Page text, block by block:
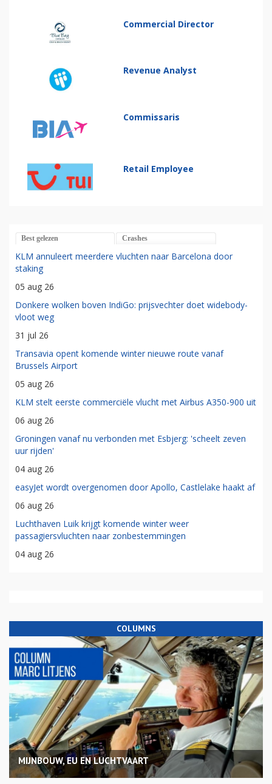
Commercial Director
Revenue Analyst
Commissaris
Retail Employee
Best gelezen Crashes
KLM annuleert meerdere vluchten naar Barcelona door
staking
05 aug 26
Donkere wolken boven IndiGo: prijsvechter doet widebody-
vloot weg
31 jul 26
Transavia opent komende winter nieuwe route vanaf
Brussels Airport
05 aug 26
KLM stelt eerste commerciële vlucht met Airbus A350-900 uit
06 aug 26
Groningen vanaf nu verbonden met Esbjerg: 'scheelt zeven
uur rijden'
04 aug 26
easyJet wordt overgenomen door Apollo, Castlelake haakt af
06 aug 26
Luchthaven Luik krijgt komende winter weer
passagiersvluchten naar zonbestemmingen
04 aug 26
COLUMNS
MIJNBOUW, EU EN LUCHTVAART